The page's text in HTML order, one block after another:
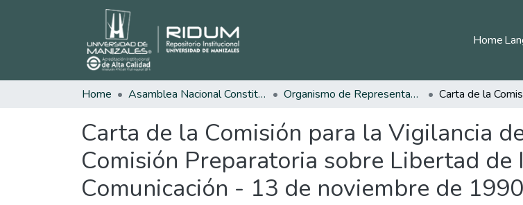
Home
Home Asamblea Nacional Constituyente Organismo de Representantes Constituyente
Carta de la Comisión para la Vigilancia
Comisión Preparatoria sobre Libertad de
Comunicación - 13 de noviembre de 1990